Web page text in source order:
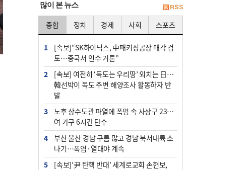
部)’에 생기는 악성 종양이다. 간동맥
문맥 림프절 담
많이 본 뉴스
종합 정치 경제 사회 스포츠
1
[속보]“SK하이닉스, 中패키징공장 매각 검
토…중국서 인수 거론”
2
[속보] 여전히 ‘독도는 우리땅’ 외치는 日…
韓선박이 독도 주변 해양조사 활동하자 반
발
3
노후 상수도관 파열에 폭염 속 사상구 2300
여 가구 6시간 단수
4
부산 울산 경남 구름 많고 경남 북서내륙 소
나기…폭염·열대야 계속
5
[속보]‘尹 탄핵 반대’ 세계로교회 손현보,